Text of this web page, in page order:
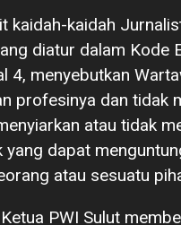
kaidah-kaidah
diatur dalam Kode
4, menyebutkan
profesinya dan tidak
atau tidak
yang dapat
atau sesuatu
PWI Sulut